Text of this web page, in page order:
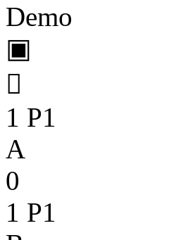
Demo
▣

1 P1
A
0
1 P1